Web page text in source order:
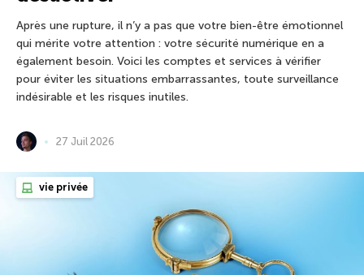
Après une rupture, il n’y a pas que votre bien-être émotionnel
qui mérite votre attention : votre sécurité numérique en a
également besoin. Voici les comptes et services à vérifier
pour éviter les situations embarrassantes, toute surveillance
indésirable et les risques inutiles.
27 Juil 2026
vie privée